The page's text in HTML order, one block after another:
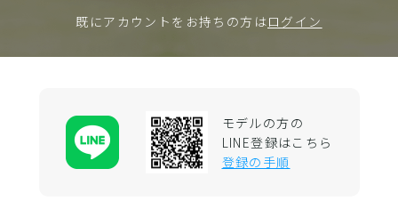
既にアカウントをお持ちの方はログイン
モデルの方の
LINE登録はこちら
登録の手順